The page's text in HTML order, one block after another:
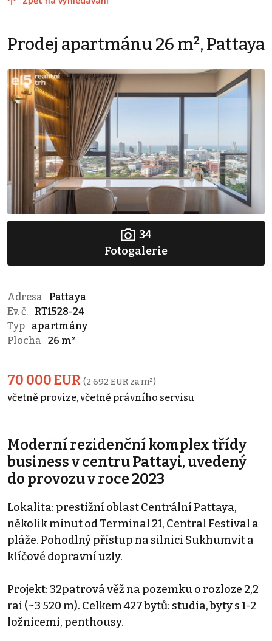
Prodej apartmánu 26 m², Pattaya
34
Fotogalerie
Adresa
Pattaya
Ev. č.
RT1528-24
Typ
apartmány
Plocha
26 m²
70 000 EUR (2 692 EUR za m²)
včetně provize, včetně právního servisu
Moderní rezidenční komplex třídy
business v centru Pattayi, uvedený
do provozu v roce 2023
Lokalita: prestižní oblast Centrální Pattaya,
několik minut od Terminal 21, Central Festival a
pláže. Pohodlný přístup na silnici Sukhumvit a
klíčové dopravní uzly.
Projekt: 32patrová věž na pozemku o rozloze 2,2
rai (~3 520 m). Celkem 427 bytů: studia, byty s 1-2
ložnicemi, penthousy.